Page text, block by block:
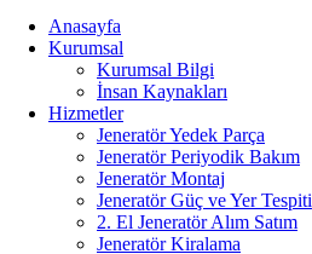
Anasayfa
Kurumsal
Kurumsal Bilgi
İnsan Kaynakları
Hizmetler
Jeneratör Yedek Parça
Jeneratör Periyodik Bakım
Jeneratör Montaj
Jeneratör Güç ve Yer Tespiti
2. El Jeneratör Alım Satım
Jeneratör Kiralama